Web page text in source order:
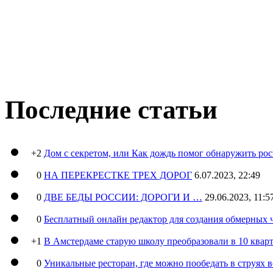
Последние статьи
+2 Дом с секретом, или Как дождь помог обнаружить
0 НА ПЕРЕКРЕСТКЕ ТРЕХ ДОРОГ 6.07.2023, 22:49
0 ДВЕ БЕДЫ РОССИИ: ДОРОГИ И … 29.06.2023,
0 Бесплатный онлайн редактор для создания обмерных
+1 В Амстердаме старую школу преобразовали в 10
0 Уникальные ресторан, где можно пообедать в струях